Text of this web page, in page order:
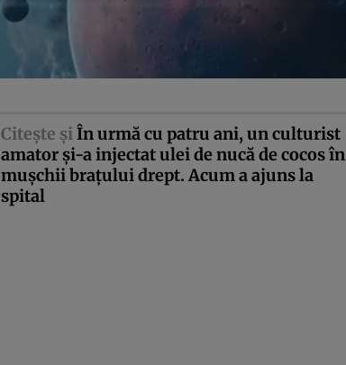
Citeşte şiÎn urmă cu patru ani, un culturist
amator şi-a injectat ulei de nucă de cocos în
muşchii braţului drept. Acum a ajuns la
spital